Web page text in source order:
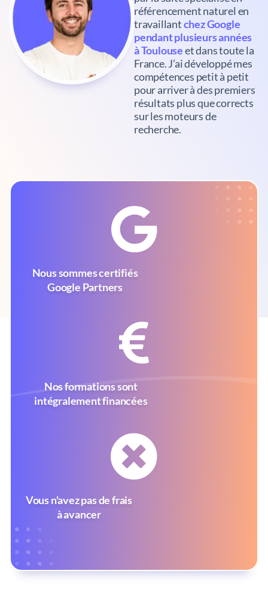
référencement naturel en
travaillantchez Google
pendant plusieurs années
à Toulouseet dans toute la
France. J’ai développé mes
compétences petit à petit
pour arriver à des premiers
résultats plus que corrects
sur les moteurs de
recherche.
Nous sommes certifiés
Google Partners
Nos formations sont
intégralement financées
Vous n'avez pas de frais
à avancer